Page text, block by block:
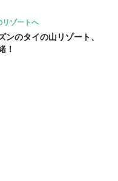
リゾートへ
ンのタイの山リゾート、
！